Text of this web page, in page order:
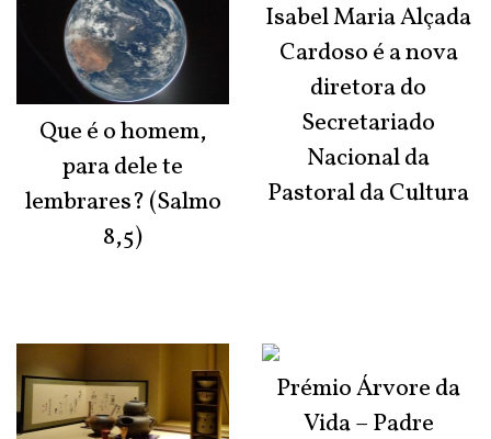
Que é o homem,
para dele te
lembrares? (Salmo
8,5)
Isabel Maria Alçada
Cardoso é a nova
diretora do
Secretariado
Nacional da
Pastoral da Cultura
Prémio Árvore da
Vida – Padre